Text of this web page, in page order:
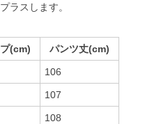
ラスします。
(cm) パンツ丈(cm)
106
107
108